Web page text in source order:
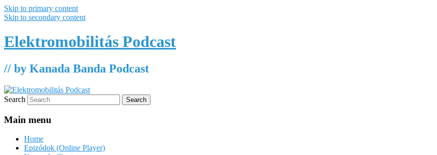
Skip to primary content
Skip to secondary content
Elektromobilitás Podcast
// by Kanada Banda Podcast
Search
Main menu
Home
Epizódok (Online Player)